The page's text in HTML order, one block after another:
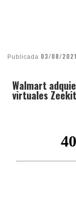
Publicada 03/08/2021
Walmart
virtuales Zeekit